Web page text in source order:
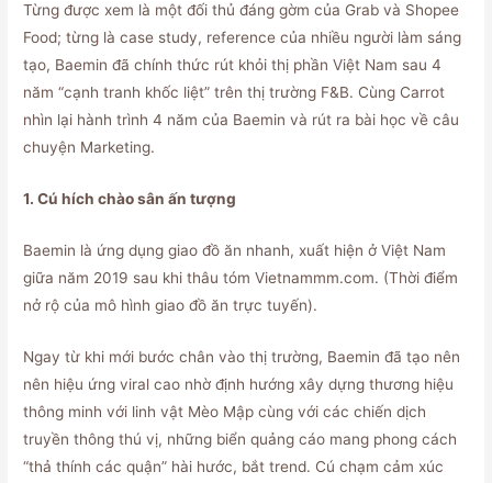
Từng được xem là một đối thủ đáng gờm của Grab và Shopee
Food; từng là case study, reference của nhiều người làm sáng
tạo, Baemin đã chính thức rút khỏi thị phần Việt Nam sau 4
năm “cạnh tranh khốc liệt” trên thị trường F&B. Cùng Carrot
nhìn lại hành trình 4 năm của Baemin và rút ra bài học về câu
chuyện Marketing.
1. Cú hích chào sân ấn tượng
Baemin là ứng dụng giao đồ ăn nhanh, xuất hiện ở Việt Nam
giữa năm 2019 sau khi thâu tóm Vietnammm.com. (Thời điểm
nở rộ của mô hình giao đồ ăn trực tuyến).
Ngay từ khi mới bước chân vào thị trường, Baemin đã tạo nên
nên hiệu ứng viral cao nhờ định hướng xây dựng thương hiệu
thông minh với linh vật Mèo Mập cùng với các chiến dịch
truyền thông thú vị, những biển quảng cáo mang phong cách
“thả thính các quận” hài hước, bắt trend. Cú chạm cảm xúc